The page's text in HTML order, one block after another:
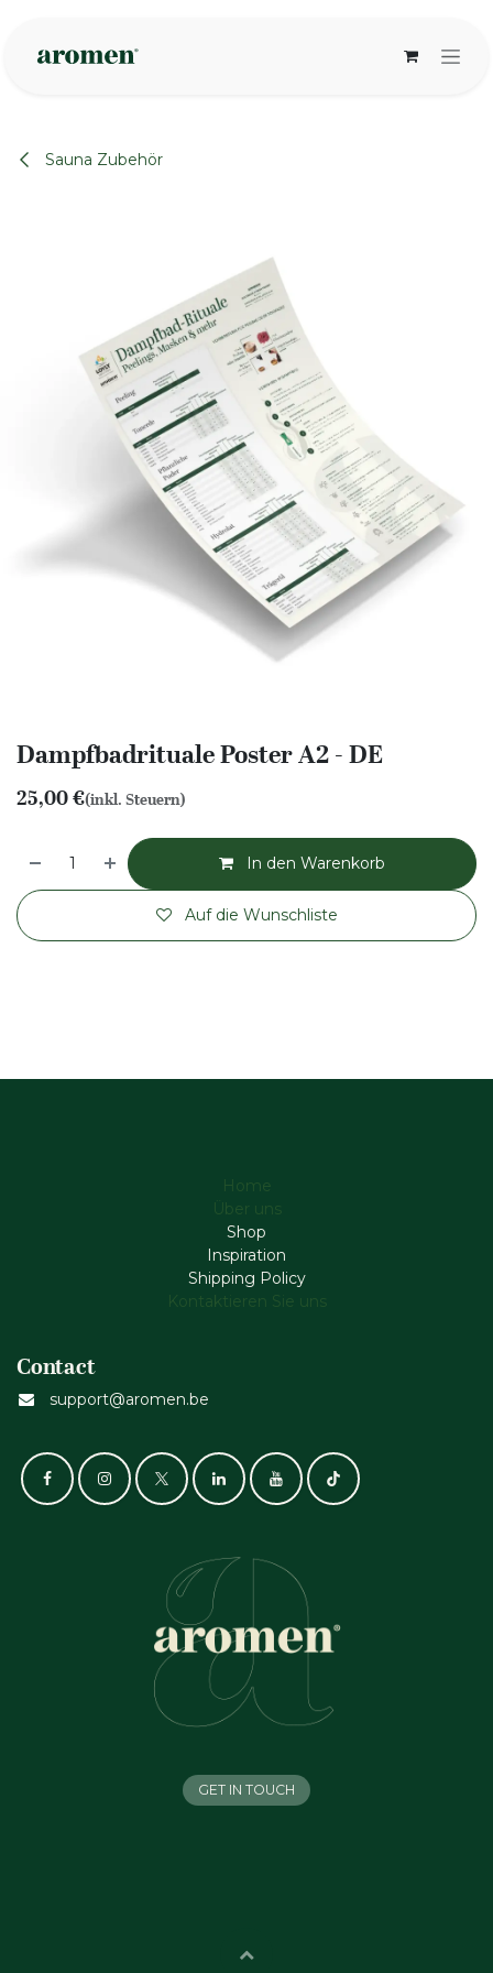
Sauna Zubehör
Dampfbadrituale Poster A2 - DE
25,00€(inkl. Steuern)
In den Warenkorb
Auf die Wunschliste
Home
Über uns
Shop
Inspiration
Shipping Policy
Kontaktieren Sie uns
Contact
support@aromen.be
GET IN TOUCH